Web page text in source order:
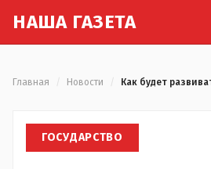
НАША ГАЗЕТА
Главная Новости
ГОСУДАРСТВО